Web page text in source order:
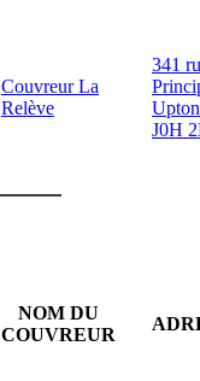
Couvreur La
Relève
341
J0H
NOM DU
COUVREUR